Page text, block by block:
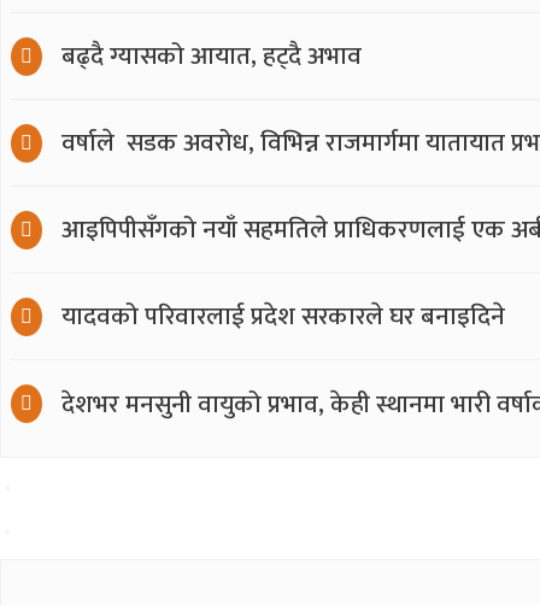
बढ्दै ग्यासको आयात, हट्दै अभाव
वर्षाले सडक अवरोध, विभिन्न राजमार्गमा यातायात
आइपिपीसँगको नयाँ सहमतिले प्राधिकरणलाई एक
यादवको परिवारलाई प्रदेश सरकारले घर बनाइदिने
देशभर मनसुनी वायुको प्रभाव, केही स्थानमा भारी